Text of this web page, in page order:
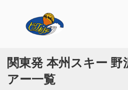
関東発 本州スキー 野
アー一覧